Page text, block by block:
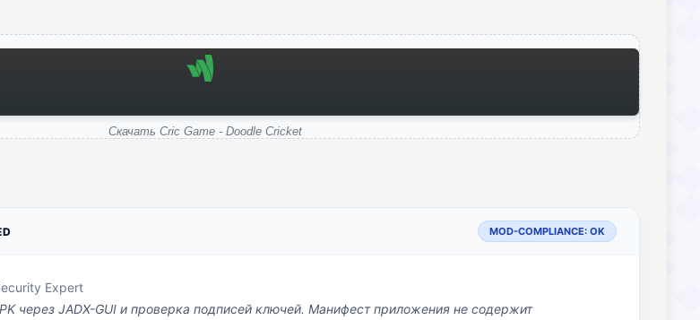
Скачать Cric Game - Doodle Cricket
MOD-COMPLIANCE: OK
Expert
через JADX-GUI и проверка подписей ключей. Манифест приложения не содержит